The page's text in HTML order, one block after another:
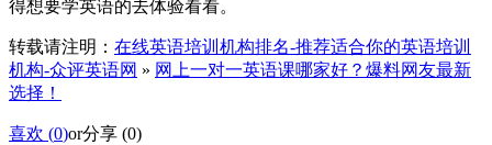
得想要学英语的去体验看看。
转载请注明： 在线英语培训机构排名-推荐适合你的英语培训
机构-众评英语网 » 网上一对一英语课哪家好？爆料网友最新
选择！
喜欢 (0)or分享 (0)